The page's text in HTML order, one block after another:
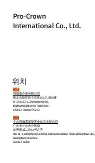
위치
본사
冠德霖企業有限公司
新北市新莊區中正路653之1號8樓
8F., No.653-1, Zhongzheng Rd.,
Xinzhuang Dist.,New Taipei City,
242051 Taiwan (R.O.C.)
공장
中山冠德霖塑胶五金制品有限公司
广东省中山市小榄镇
东升丽城二路41号之三
No. 41-3, Dongsheng Licheng 2nd Road, Xiaolan Town, Zhongshan City,
Guangdong Province,
528414 China
Pro-Crown
International Co., Ltd.